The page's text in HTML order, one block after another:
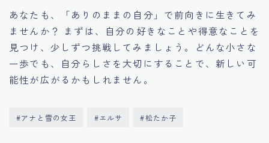
あなたも、「ありのままの自分」で前向きに生きてみ
ませんか？ まずは、自分の好きなことや得意なことを
見つけ、少しずつ挑戦してみましょう。どんな小さな
一歩でも、自分らしさを大切にすることで、新しい可
能性が広がるかもしれません。
#アナと雪の女王 #エルサ #松たか子